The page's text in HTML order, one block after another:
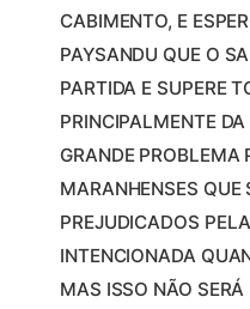
CABIMENTO, E
PAYSANDU QUE O
PARTIDA E SUPERE
PRINCIPALMENTE
GRANDE PROBLEMA
MARANHENSES QUE
PREJUDICADOS
INTENCIONADA
MAS ISSO NÃO